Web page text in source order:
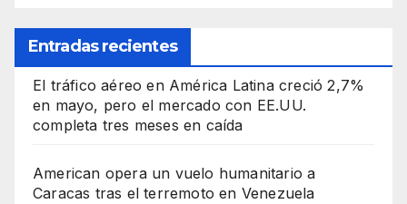
Entradas recientes
El tráfico aéreo en América Latina creció 2,7%
en mayo, pero el mercado con EE.UU.
completa tres meses en caída
American opera un vuelo humanitario a
Caracas tras el terremoto en Venezuela